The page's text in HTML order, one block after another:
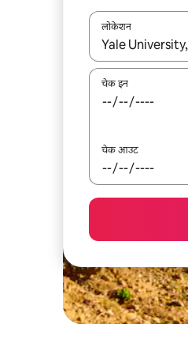
लोकेशन
नतीजों के उपलब्ध
चेक इन
चेक आउट